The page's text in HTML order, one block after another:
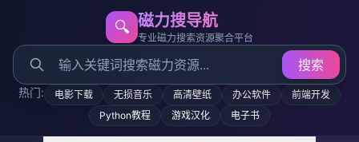
🔍 磁力搜导航
专业磁力搜索资源聚合平台
搜索
热门: 电影下载 无损音乐 高清壁纸 办公软件
前端开发
Python教程
游戏汉化 电子书